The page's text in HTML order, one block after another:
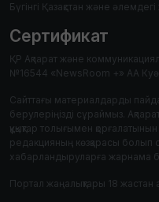
Бүгінгі Қазақстан және
Сертификат
ҚР Ақпарат және
№16544 «NewsRoom +» АА
Сайттағы материалдарды
берулеріңізді сұраймыз.
құқықтар толығымен
редакцияның көзқарасы
хабарландыруларға жарнама
Портал жаңалықтары 18 жастан